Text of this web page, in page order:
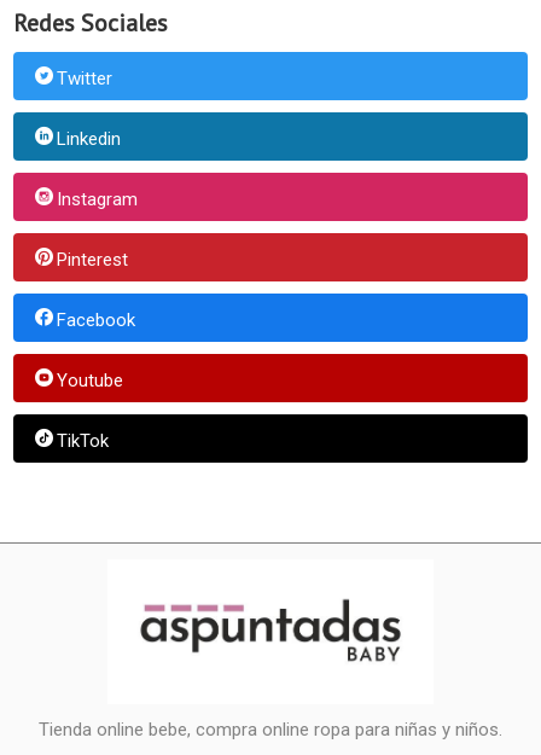
Redes Sociales
Twitter
Linkedin
Instagram
Pinterest
Facebook
Youtube
TikTok
Tienda online bebe, compra online ropa para niñas y niños.